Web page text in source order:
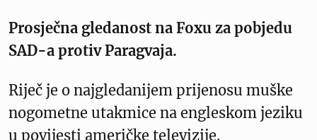
Prosječna gledanost na Foxu za pobjedu
SAD-a protiv Paragvaja.
Riječ je o najgledanijem prijenosu muške
nogometne utakmice na engleskom jeziku
u povijesti američke televizije.